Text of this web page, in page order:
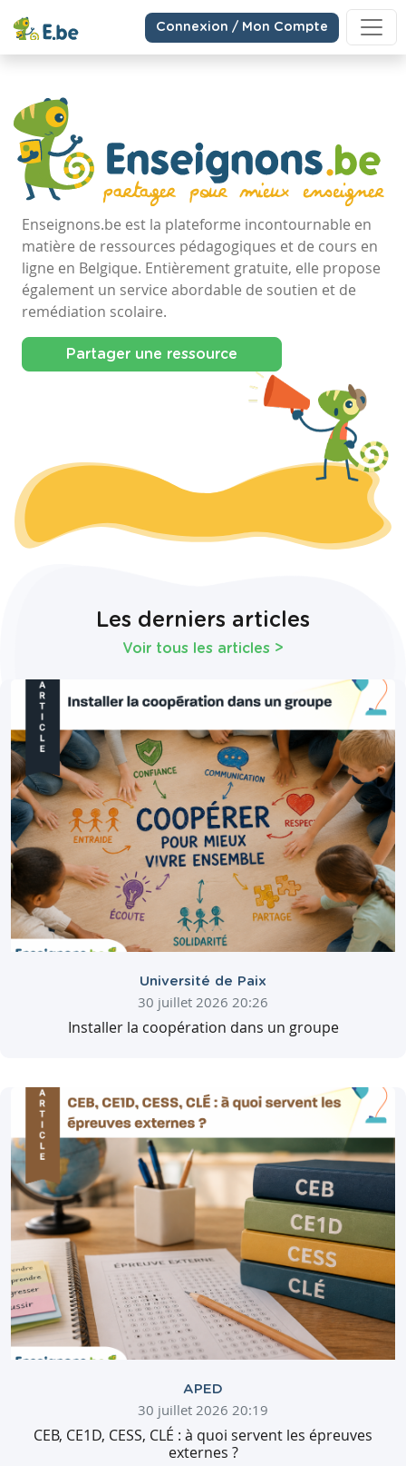
Connexion / Mon Compte
Enseignons.be est la plateforme incontournable en
matière de ressources pédagogiques et de cours en
ligne en Belgique. Entièrement gratuite, elle propose
également un service abordable de soutien et de
remédiation scolaire.
Partager une ressource
Les derniers articles
Voir tous les articles >
Université de Paix
30 juillet 2026 20:26
Installer la coopération dans un groupe
APED
30 juillet 2026 20:19
CEB, CE1D, CESS, CLÉ : à quoi servent les épreuves
externes ?